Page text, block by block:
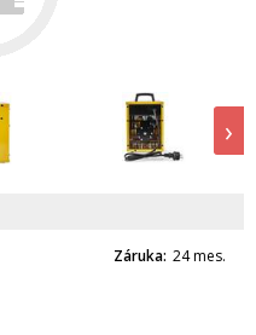
›
Záruka 24 mes.